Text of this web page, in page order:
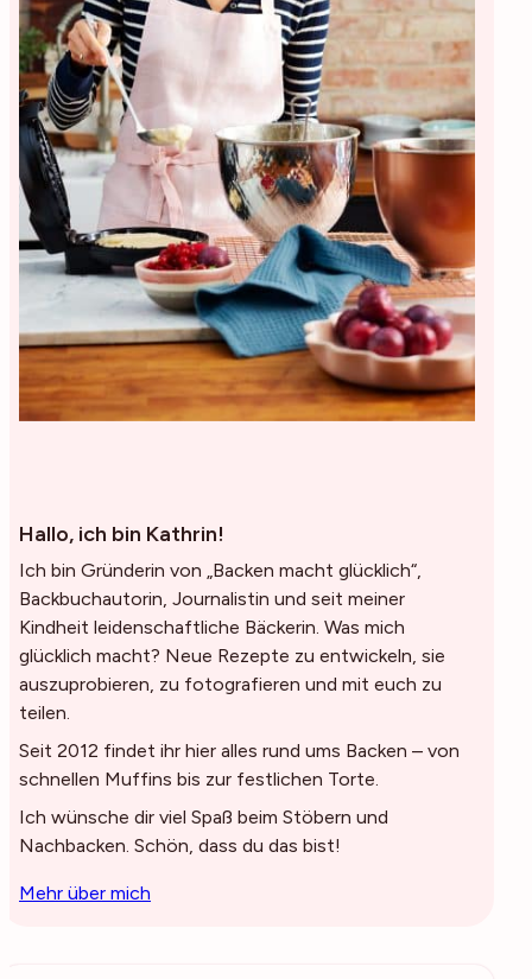
Hallo, ich bin Kathrin!
Ich bin Gründerin von „Backen macht glücklich“,
Backbuchautorin, Journalistin und seit meiner
Kindheit leidenschaftliche Bäckerin. Was mich
glücklich macht? Neue Rezepte zu entwickeln, sie
auszuprobieren, zu fotografieren und mit euch zu
teilen.
Seit 2012 findet ihr hier alles rund ums Backen – von
schnellen Muffins bis zur festlichen Torte.
Ich wünsche dir viel Spaß beim Stöbern und
Nachbacken. Schön, dass du das bist!
Mehr über mich